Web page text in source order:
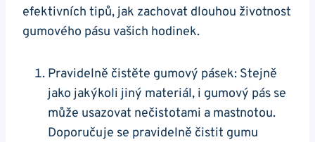
efektivních tipů, jak zachovat dlouhou životnost
gumového pásu vašich hodinek.
Pravidelně čistěte gumový pásek:⁢ Stejně
jako jakýkoli‍ jiný materiál, i gumový ⁢pás ⁣se
může usazovat nečistotami a mastnotou.
Doporučuje ​se pravidelně čistit gumu